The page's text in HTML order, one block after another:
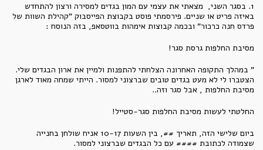
1. בסגר השני, מצאתי את עצמי עם המון בגדים למסירה ורצון להתחדש
באיזה פריט או שניים. פירסמתי פוסט בקבוצת הפייסבוק "קהילת השוות של
פרדס חנה כרכור" ובכמה קבוצות אימהות בווטסאפ, בזה הנוסח :
מסיבת החלפות גרסת סגר!
" במהלך התקופה האחרונה הצלחתי להתפנות ולמיין את ארון הבגדים שלי.
הצטברו לי לא מעט בגדים טובים שברצוני למסור. הייתי שמחה מאוד לארגן
מסיבת החלפות , אבל סגר וזה..
החלטתי לעשות מסיבת החלפות סגר-סטייל!
ביום שלישי הזה, תאריך ##, בין השעות 10-17 אניח שולחן בחנייה
שצמודה לכתובת #### עם כל הבגדים שברצוני למסור.